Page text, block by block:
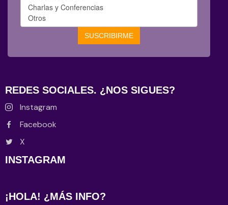
REDES SOCIALES. ¿NOS SIGUES?
Instagram
Facebook
X
INSTAGRAM
¡HOLA! ¿MÁS INFO?